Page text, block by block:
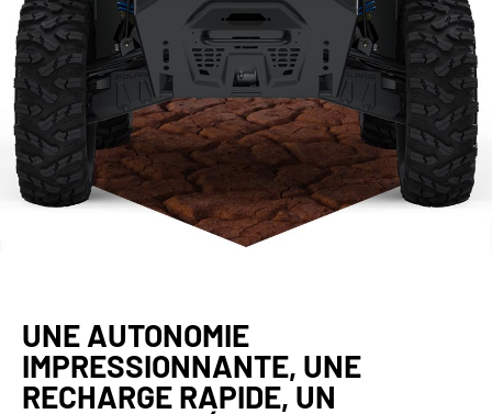
UNE AUTONOMIE
IMPRESSIONNANTE, UNE
RECHARGE RAPIDE, UN